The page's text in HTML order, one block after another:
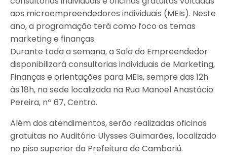
aos microempreendedores individuais (MEIs). Neste
ano, a programação terá como foco os temas
marketing e finanças.
Durante toda a semana, a Sala do Empreendedor
disponibilizará consultorias individuais de Marketing,
Finanças e orientações para MEIs, sempre das 12h
às 18h, na sede localizada na Rua Manoel Anastácio
Pereira, nº 67, Centro.
Além dos atendimentos, serão realizadas oficinas
gratuitas no Auditório Ulysses Guimarães, localizado
no piso superior da Prefeitura de Camboriú.